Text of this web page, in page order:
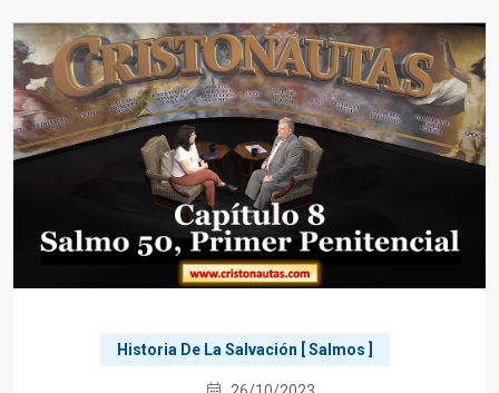
Historia De La Salvación [ Salmos ]